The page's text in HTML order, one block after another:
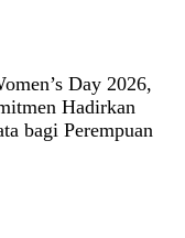
Day 2026,
Hadirkan
bagi Perempuan